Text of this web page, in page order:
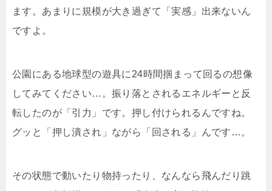
ます。あまりに規模が大き過ぎて「実感」出来ないん
ですよ。
公園にある地球型の遊具に24時間掴まって回るの想像
してみてください…。振り落とされるエネルギーと反
転したのが「引力」です。押し付けられるんですね。
グッと「押し潰され」ながら「回される」んです…。
その状態で動いたり物持ったり、なんなら飛んだり跳